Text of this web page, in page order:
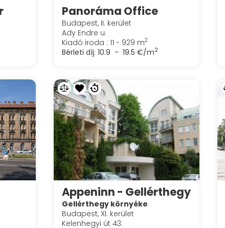
Panoráma Office
Budapest, II. kerület
Ady Endre u.
Kiadó iroda : 11 - 929 m2
Bérleti díj: 10.9 - 19.5 €/m2
Appeninn - Gellérthegy
Gellérthegy környéke
Budapest, XI. kerület
Kelenhegyi út 43.